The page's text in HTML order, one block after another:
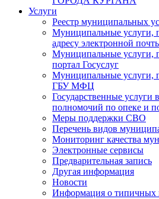
Услуги
Реестр муниципальных
Муниципальные услуги,
адресу электронной
Муниципальные услуги,
портал Госуслуг
Муниципальные услуги,
ГБУ МФЦ
Государственные услуги
полномочий по опеке и
Меры поддержки СВО
Перечень видов
Мониторинг качества
Электронные сервисы
Предварительная запись
Другая информация
Новости
Информация о типичных